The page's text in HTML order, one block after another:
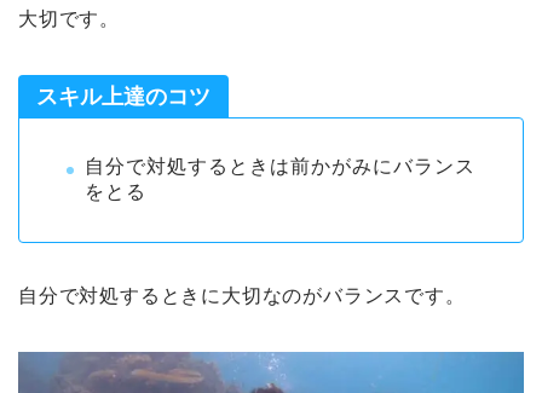
大切です。
スキル上達のコツ
自分で対処するときは前かがみにバランス
をとる
自分で対処するときに大切なのがバランスです。